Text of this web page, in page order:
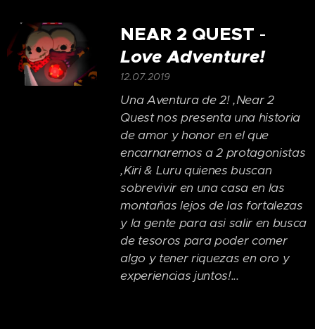
NEAR 2 QUEST -
Love Adventure!
12.07.2019
Una Aventura de 2! ,Near 2
Quest nos presenta una historia
de amor y honor en el que
encarnaremos a 2 protagonistas
,Kiri & Luru quienes buscan
sobrevivir en una casa en las
montañas lejos de las fortalezas
y la gente para asi salir en busca
de tesoros para poder comer
algo y tener riquezas en oro y
experiencias juntos!...